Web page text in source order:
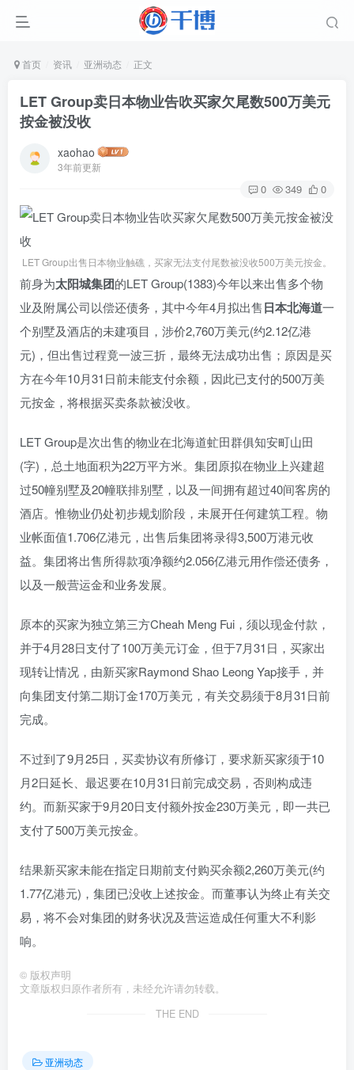
首页 资讯 亚洲动态 正文
LET Group卖日本物业告吹买家欠尾数500万美元
按金被没收
xaohao
3年前更新
0 349 0
LET Group出售日本物业触礁，买家无法支付尾数被没收500万美元按金。
前身为太阳城集团的LET Group(1383)今年以来出售多个物
业及附属公司以偿还债务，其中今年4月拟出售日本北海道一
个别墅及酒店的未建项目，涉价2,760万美元(约2.12亿港
元)，但出售过程竟一波三折，最终无法成功出售；原因是买
方在今年10月31日前未能支付余额，因此已支付的500万美
元按金，将根据买卖条款被没收。
LET Group是次出售的物业在北海道虻田群俱知安町山田
(字)，总土地面积为22万平方米。集团原拟在物业上兴建超
过50幢别墅及20幢联排别墅，以及一间拥有超过40间客房的
酒店。惟物业仍处初步规划阶段，未展开任何建筑工程。物
业帐面值1.706亿港元，出售后集团将录得3,500万港元收
益。集团将出售所得款项净额约2.056亿港元用作偿还债务，
以及一般营运金和业务发展。
原本的买家为独立第三方Cheah Meng Fui，须以现金付款，
并于4月28日支付了100万美元订金，但于7月31日，买家出
现转让情况，由新买家Raymond Shao Leong Yap接手，并
向集团支付第二期订金170万美元，有关交易须于8月31日前
完成。
不过到了9月25日，买卖协议有所修订，要求新买家须于10
月2日延长、最迟要在10月31日前完成交易，否则构成违
约。而新买家于9月20日支付额外按金230万美元，即一共已
支付了500万美元按金。
结果新买家未能在指定日期前支付购买余额2,260万美元(约
1.77亿港元)，集团已没收上述按金。而董事认为终止有关交
易，将不会对集团的财务状况及营运造成任何重大不利影
响。
© 版权声明
文章版权归原作者所有，未经允许请勿转载。
THE END
亚洲动态